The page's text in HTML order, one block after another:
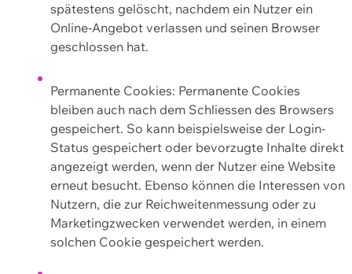
spätestens gelöscht, nachdem ein Nutzer ein
Online-Angebot verlassen und seinen Browser
geschlossen hat.
Permanente Cookies: Permanente Cookies
bleiben auch nach dem Schliessen des Browsers
gespeichert. So kann beispielsweise der Login-
Status gespeichert oder bevorzugte Inhalte direkt
angezeigt werden, wenn der Nutzer eine Website
erneut besucht. Ebenso können die Interessen von
Nutzern, die zur Reichweitenmessung oder zu
Marketingzwecken verwendet werden, in einem
solchen Cookie gespeichert werden.